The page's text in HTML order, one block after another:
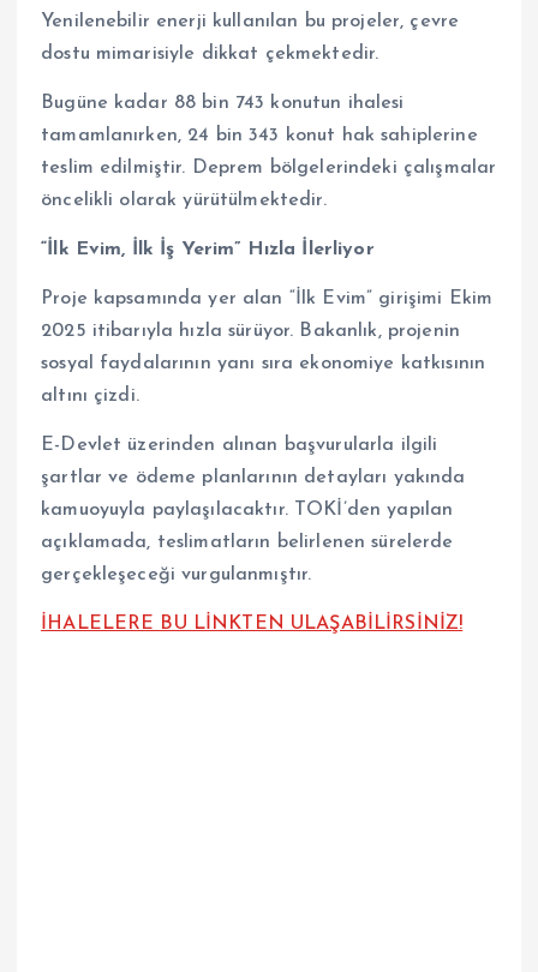
Yenilenebilir enerji kullanılan bu projeler, çevre
dostu mimarisiyle dikkat çekmektedir.
Bugüne kadar 88 bin 743 konutun ihalesi
tamamlanırken, 24 bin 343 konut hak sahiplerine
teslim edilmiştir. Deprem bölgelerindeki çalışmalar
öncelikli olarak yürütülmektedir.
“İlk Evim, İlk İş Yerim” Hızla İlerliyor
Proje kapsamında yer alan “İlk Evim” girişimi Ekim
2025 itibarıyla hızla sürüyor. Bakanlık, projenin
sosyal faydalarının yanı sıra ekonomiye katkısının
altını çizdi.
E-Devlet üzerinden alınan başvurularla ilgili
şartlar ve ödeme planlarının detayları yakında
kamuoyuyla paylaşılacaktır. TOKİ’den yapılan
açıklamada, teslimatların belirlenen sürelerde
gerçekleşeceği vurgulanmıştır.
İHALELERE BU LİNKTEN ULAŞABİLİRSİNİZ!